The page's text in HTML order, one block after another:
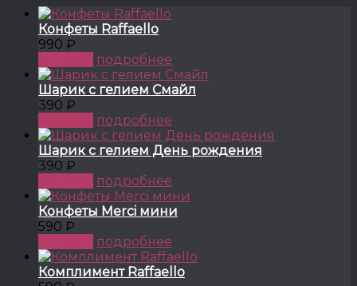
Конфеты Raffaello
990 ₽
подробнее
Шарик с гелием Смайл
390 ₽
подробнее
Шарик с гелием День рождения
390 ₽
подробнее
Конфеты Merci мини
590 ₽
подробнее
Комплимент Raffaello